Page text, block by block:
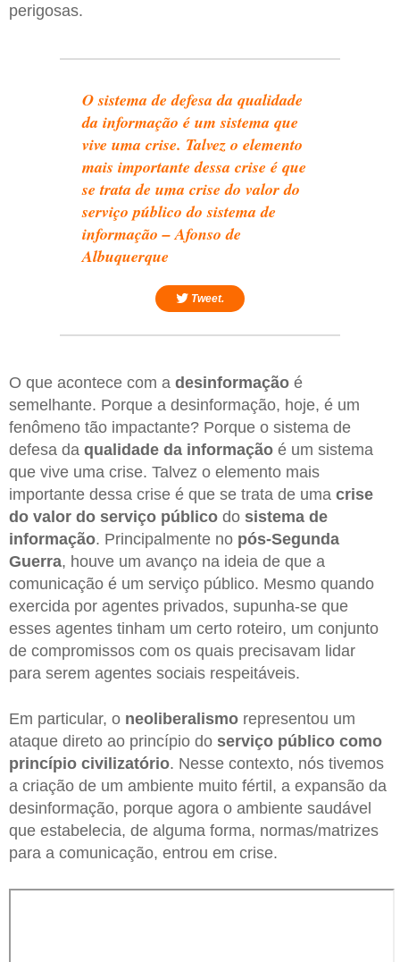
perigosas.
O sistema de defesa da qualidade
da informação é um sistema que
vive uma crise. Talvez o elemento
mais importante dessa crise é que
se trata de uma crise do valor do
serviço público do sistema de
informação – Afonso de
Albuquerque
Tweet.
O que acontece com a desinformação é
semelhante. Porque a desinformação, hoje, é um
fenômeno tão impactante? Porque o sistema de
defesa da qualidade da informação é um sistema
que vive uma crise. Talvez o elemento mais
importante dessa crise é que se trata de uma crise
do valor do serviço público do sistema de
informação. Principalmente no pós-Segunda
Guerra, houve um avanço na ideia de que a
comunicação é um serviço público. Mesmo quando
exercida por agentes privados, supunha-se que
esses agentes tinham um certo roteiro, um conjunto
de compromissos com os quais precisavam lidar
para serem agentes sociais respeitáveis.
Em particular, o neoliberalismo representou um
ataque direto ao princípio do serviço público como
princípio civilizatório. Nesse contexto, nós tivemos
a criação de um ambiente muito fértil, a expansão da
desinformação, porque agora o ambiente saudável
que estabelecia, de alguma forma, normas/matrizes
para a comunicação, entrou em crise.